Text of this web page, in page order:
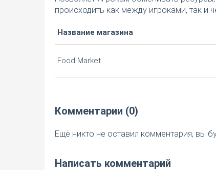
происходить как между игроками, так и
Название магазина
Food Market
Комментарии (0)
Ещё никто не оставил комментария, вы
Написать комментарий